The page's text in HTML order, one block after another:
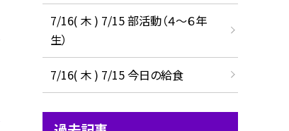
7/16( 木 ) 7/15 部活動（４～６年
生）
7/16( 木 ) 7/15 今日の給食